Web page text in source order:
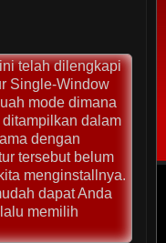
telah dilengkapi
Single-Window
mode dimana
dalam
dengan
tersebut belum
menginstallnya.
dapat Anda
memilih